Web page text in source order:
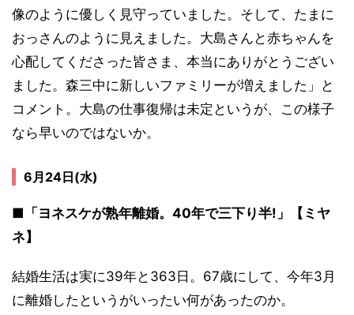
像のように優しく見守っていました。そして、たまに
おっさんのように見えました。大島さんと赤ちゃんを
心配してくださった皆さま、本当にありがとうござい
ました。森三中に新しいファミリーが増えました」と
コメント。大島の仕事復帰は未定というが、この様子
なら早いのではないか。
6月24日(水)
■「ヨネスケが熟年離婚。40年で三下り半!」【ミヤ
ネ】
結婚生活は実に39年と363日。67歳にして、今年3月
に離婚したというがいったい何があったのか。